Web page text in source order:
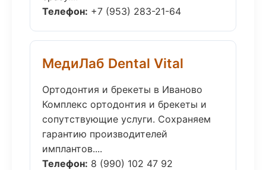
Телефон: +7 (953) 283-21-64
МедиЛаб Dental Vital
Ортодонтия и брекеты в Иваново
Комплекс ортодонтия и брекеты и
сопутствующие услуги. Сохраняем
гарантию производителей
имплантов....
Телефон: 8 (990) 102 47 92